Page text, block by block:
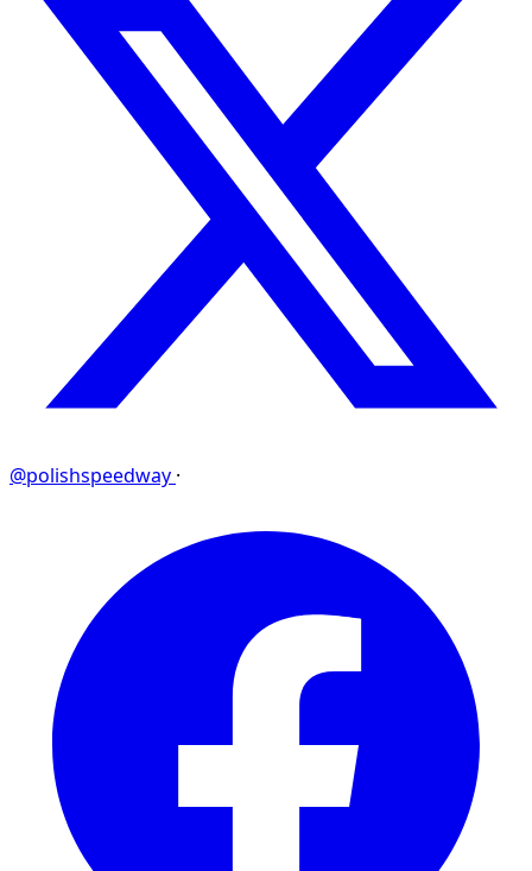
@polishspeedway ·